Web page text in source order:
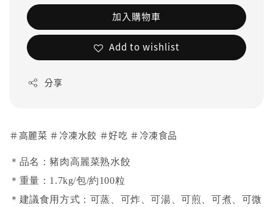
加入購物車
Add to wishlist
分享
＃高麗菜 ＃冷凍水餃 ＃好吃 ＃冷凍食品
＊品名：豬肉高麗菜熟水餃
＊重量：1.7kg/包/約100粒
＊建議食用方式：可蒸、可炸、可湯、可煎、可煮、可微